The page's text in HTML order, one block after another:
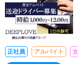
正社員 アルバイト